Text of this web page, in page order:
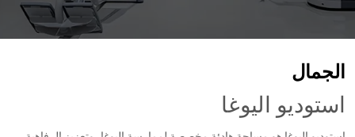
الجمال
استوديو اليوغا